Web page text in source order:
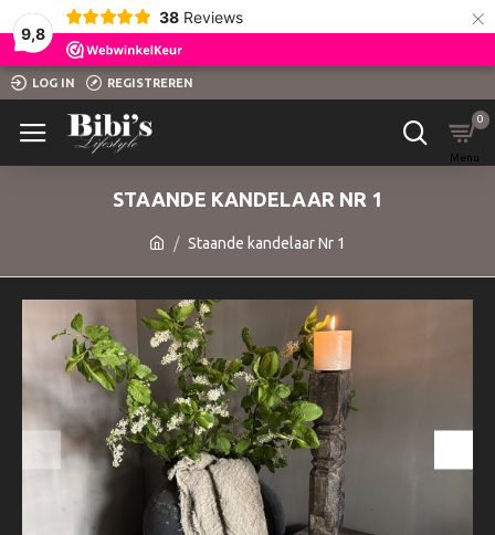
9,8
38 Reviews ×
LOG IN REGISTREREN
0
Staande kandelaar Nr 1
STAANDE KANDELAAR NR 1